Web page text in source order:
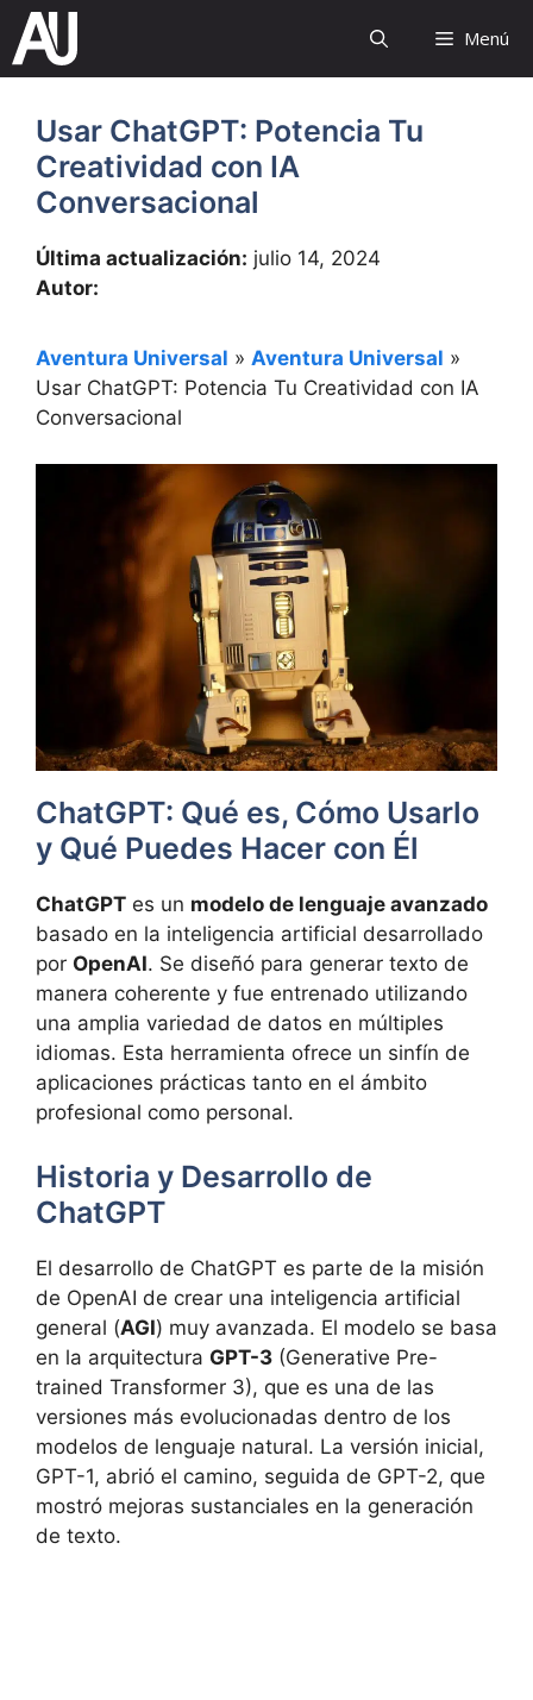
Saltar
contenido
Menú
Usar ChatGPT: Potencia Tu
Creatividad con IA
Conversacional
Última actualización: julio 14, 2024
Autor:
Aventura Universal » Aventura Universal »
Usar ChatGPT: Potencia Tu Creatividad con IA
Conversacional
ChatGPT: Qué es, Cómo Usarlo
y Qué Puedes Hacer con Él
ChatGPT es un modelo de lenguaje avanzado
basado en la inteligencia artificial desarrollado
por OpenAI. Se diseñó para generar texto de
manera coherente y fue entrenado utilizando
una amplia variedad de datos en múltiples
idiomas. Esta herramienta ofrece un sinfín de
aplicaciones prácticas tanto en el ámbito
profesional como personal.
Historia y Desarrollo de
ChatGPT
El desarrollo de ChatGPT es parte de la misión
de OpenAI de crear una inteligencia artificial
general (AGI) muy avanzada. El modelo se basa
en la arquitectura GPT-3 (Generative Pre-
trained Transformer 3), que es una de las
versiones más evolucionadas dentro de los
modelos de lenguaje natural. La versión inicial,
GPT-1, abrió el camino, seguida de GPT-2, que
mostró mejoras sustanciales en la generación
de texto.